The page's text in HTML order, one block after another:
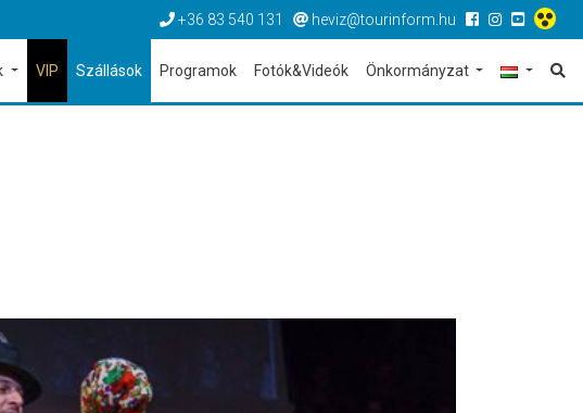
+36 83 540 131 heviz@tourinform.hu
VIP Szállások Programok Fotók&Videók Önkormányzat